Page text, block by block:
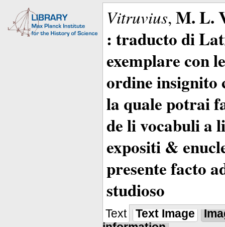
Vitruvius, M. L.
: traducto di
exemplare con
ordine insignito
la quale potrai
de li vocabuli a
expositi &
presente facto
studioso
Text Text Image